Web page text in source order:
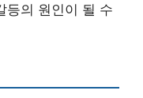
등의 원인이 될 수